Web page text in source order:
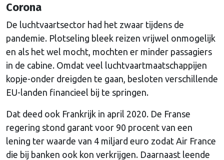
Corona
De luchtvaartsector had het zwaar tijdens de
pandemie. Plotseling bleek reizen vrijwel onmogelijk
en als het wel mocht, mochten er minder passagiers
in de cabine. Omdat veel luchtvaartmaatschappijen
kopje-onder dreigden te gaan, besloten verschillende
EU-landen financieel bij te springen.
Dat deed ook Frankrijk in april 2020. De Franse
regering stond garant voor 90 procent van een
lening ter waarde van 4 miljard euro zodat Air France
die bij banken ook kon verkrijgen. Daarnaast leende